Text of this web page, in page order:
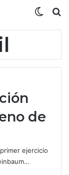
de
ejercicio